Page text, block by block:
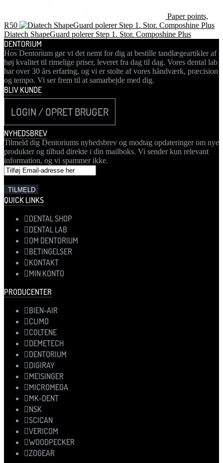
Paper points,
R50
Diatech ShapeGuard polerer Step 1. Stor. Composhine Plus
DENTORIUM
Hos Dentorium gør vi det nemt for dig at bestille tandlægeartikler af
høj kvalitet til rimelige priser, leveret fra dag til dag. Vores dental lab
har over 30 års erfaring, og vi er stolte af vores håndværk, præcision
og tempo. Vi ser frem til at samarbejde med dig.
BLIV KUNDE
LOGIN / OPRET BRUGER
NYHEDSBREV
Tilmeld dig Dentoriums nyhedsbrev og modtag opdateringer om nye
produkter og tilbud direkte i din mailboks. Vi sender kun relevant
information, og vi spammer ikke.
QUICK LINKS
DENTAL SHOP
DENTAL LAB
OM DENTORIUM
BETINGELSER
KONTAKT
MIN KONTO
PRODUCENTER
BIEN-AIR
CLIMO
COLTENE
DEMETECH
DENTORIUM
DIGIRAY
MEISINGER
MICROMEGA
MK-DENT
NSK
SCICAN
VERICOM
WOODPECKER
ZOGEAR